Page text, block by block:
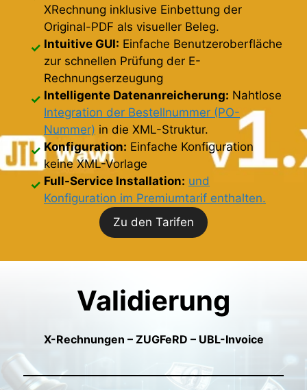
XRechnung inklusive Einbettung der
Original-PDF als visueller Beleg.
Intuitive GUI: Einfache Benutzeroberfläche
zur schnellen Prüfung der E-
Rechnungserzeugung
Intelligente Datenanreicherung: Nahtlose
Integration der Bestellnummer (PO-
Nummer) in die XML-Struktur.
Konfiguration: Einfache Konfiguration
keine XML-Vorlage
Full-Service Installation: und
Konfiguration im Premiumtarif enthalten.
Zu den Tarifen
Validierung
X-Rechnungen – ZUGFeRD – UBL-Invoice